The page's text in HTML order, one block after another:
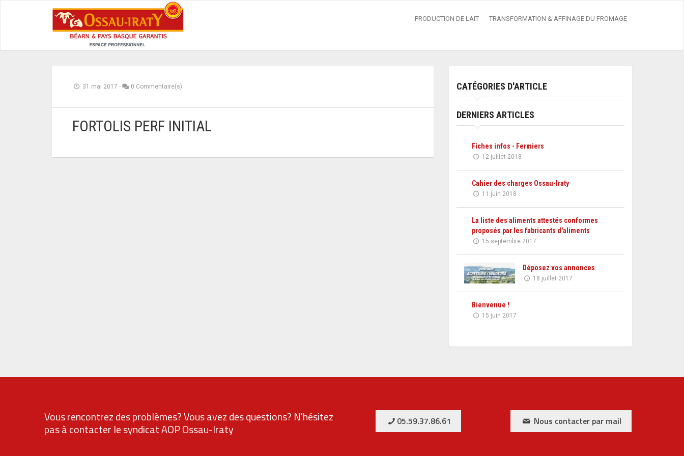
PRODUCTION DE LAIT TRANSFORMATION & AFFINAGE DU FROMAGE
31 mai 2017 - 0 Commentaire(s)
FORTOLIS PERF INITIAL
CATÉGORIES D'ARTICLE
DERNIERS ARTICLES
Fiches infos - Fermiers
12 juillet 2018
Cahier des charges Ossau-Iraty
11 juin 2018
La liste des aliments attestés conformes
proposés par les fabricants d'aliments
15 septembre 2017
Déposez vos annonces
18 juillet 2017
Bienvenue !
15 juin 2017
Vous rencontrez des problèmes? Vous avez des questions? N'hésitez
pas à contacter le syndicat AOP Ossau-Iraty
05.59.37.86.61 Nous contacter par mail